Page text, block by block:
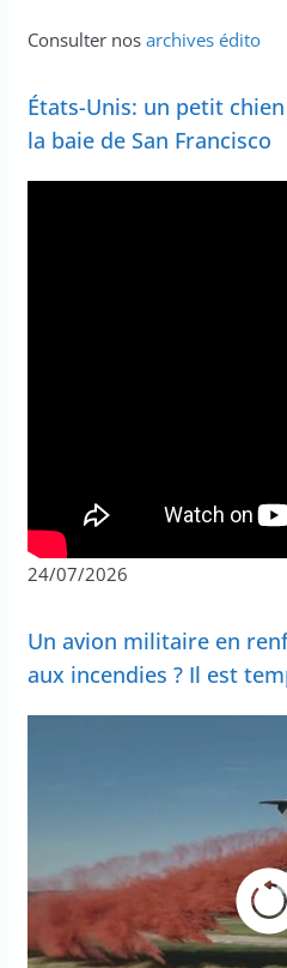
Consulter nos archives édito
États-Unis: un petit
la baie de San Francisco
24/07/2026
Un avion militaire en
aux incendies ? Il est